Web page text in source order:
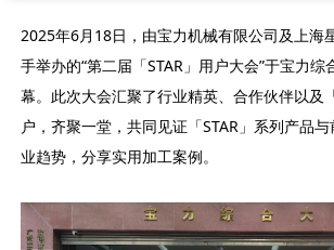
2025年6月18日，由宝力机械有限公司及上海
手举办的“第二届「STAR」用户大会”于宝力
幕。此次大会汇聚了行业精英、合作伙伴以及
户，齐聚一堂，共同见证「STAR」系列产品
业趋势，分享实用加工案例。